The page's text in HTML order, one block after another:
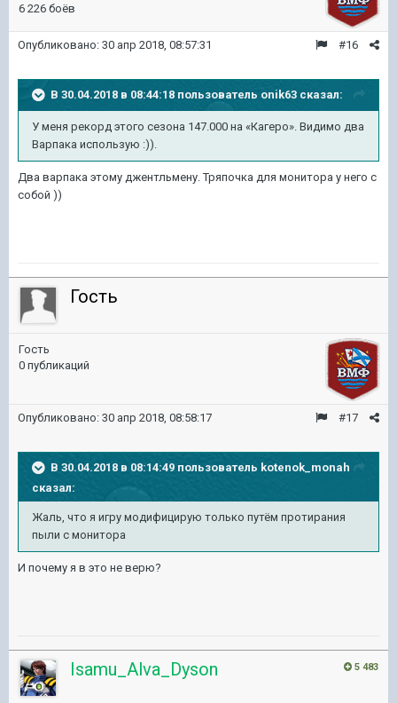
6 226 боёв
#16
Опубликовано: 30 апр 2018, 08:57:31
В 30.04.2018 в 08:44:18 пользователь onik63 сказал:
У меня рекорд этого сезона 147.000 на «Кагеро». Видимо два
Варпака использую :)).
Два варпака этому джентльмену. Тряпочка для монитора у него с
собой ))
Гость
Гость
0 публикаций
#17
Опубликовано: 30 апр 2018, 08:58:17
В 30.04.2018 в 08:14:49 пользователь kotenok_monah
сказал:
Жаль, что я игру модифицирую только путём протирания
пыли с монитора
И почему я в это не верю?
5 483
Isamu_Alva_Dyson